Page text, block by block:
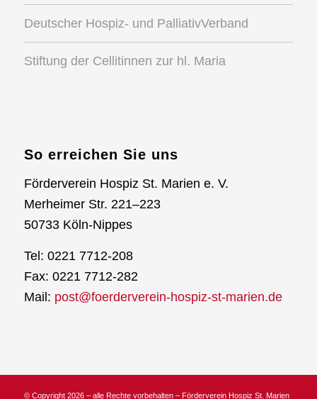
Deutscher Hospiz- und PalliativVerband
Stiftung der Cellitinnen zur hl. Maria
So erreichen Sie uns
Förderverein Hospiz St. Marien e. V.
Merheimer Str. 221–223
50733 Köln-Nippes
Tel: 0221 7712-208
Fax: 0221 7712-282
Mail: post@foerderverein-hospiz-st-marien.de
© Copyright 2026 – alle Rechte vorbehalten – Förderverein Hospiz St. Marien